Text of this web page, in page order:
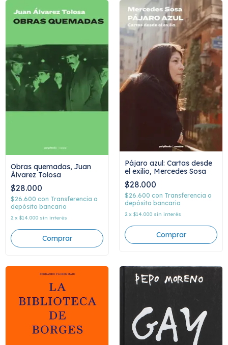
Obras quemadas, Juan
Álvarez Tolosa
$28.000
$26.600 con Transferencia o
depósito bancario
2 x $14.000 sin interés
Pájaro azul: Cartas desde
el exilio, Mercedes Sosa
$28.000
$26.600 con Transferencia o
depósito bancario
2 x $14.000 sin interés